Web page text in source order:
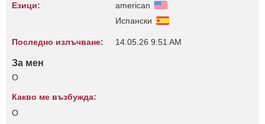
Езици:
american
Испански
Последно излъчване: 14.05.26 9:51 AM
За мен
O
Какво ме възбужда:
O